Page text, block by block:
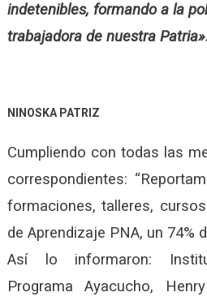
indetenibles, formando a la
trabajadora de nuestra
NINOSKA PATRIZ
Cumpliendo con todas las
correspondientes:
formaciones, talleres,
de Aprendizaje PNA, un 74%
Así lo informaron:
Programa Ayacucho,